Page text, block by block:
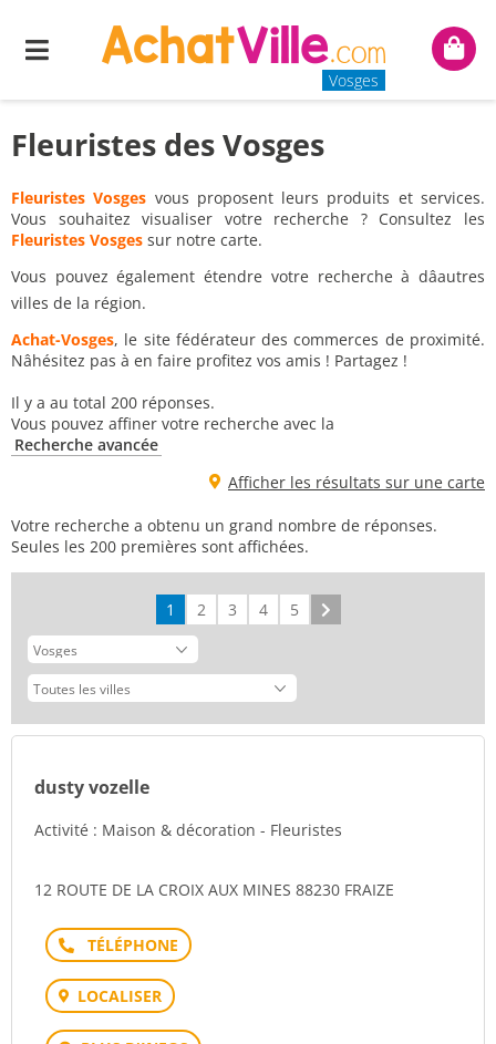
Menu
Vosges
Mon
Fleuristes des Vosges
Fleuristes Vosges vous proposent leurs produits et services.
Vous souhaitez visualiser votre recherche ? Consultez les
Fleuristes Vosges sur notre carte.
Vous pouvez également étendre votre recherche à dâautres
villes de la région.
Achat-Vosges, le site fédérateur des commerces de proximité.
Nâhésitez pas à en faire profitez vos amis ! Partagez !
Il y a au total 200 réponses.
Vous pouvez affiner votre recherche avec la
Recherche avancée
Afficher les résultats sur une carte
Votre recherche a obtenu un grand nombre de réponses.
Seules les 200 premières sont affichées.
1 2 3 4 5
dusty vozelle
Activité : Maison & décoration - Fleuristes
12 ROUTE DE LA CROIX AUX MINES 88230 FRAIZE
Téléphone
LOCALISER